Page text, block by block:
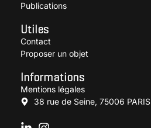
Publications
Utiles
Contact
Proposer un objet
Informations
Mentions légales
38 rue de Seine, 75006 PARIS